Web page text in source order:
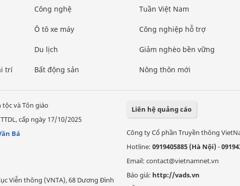
trí
Công nghệ
Ô tô xe máy
Du lịch
Bất động sản
Tuần Việt Nam
Công nghiệp hỗ trợ
Giảm nghèo bền vững
Nông thôn mới
tộc và Tôn giáo
cấp ngày 17/10/2025
Bá
Viễn thông (VNTA), 68 Dương Đình
Liên hệ quảng cáo
Công ty Cổ phần Truyền thông
Hotline: 0919405885 (Hà Nội)-
Email: contact@vietnamnet.vn
Báo giá: http://vads.vn